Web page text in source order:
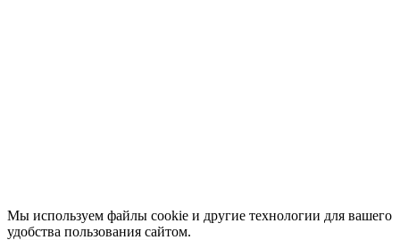
Мы используем файлы cookie и другие технологии для вашего
удобства пользования сайтом.